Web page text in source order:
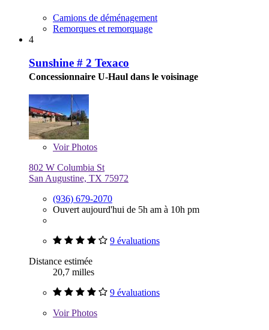
Camions de déménagement
Remorques et remorquage
4
Sunshine # 2 Texaco
Concessionnaire U-Haul dans le voisinage
VoirPhotos
802 W Columbia St
San Augustine, TX 75972
(936) 679-2070
Ouvert aujourd'hui de 5h am à 10h pm
9 évaluations
Distance estimée
20,7 milles
9 évaluations
VoirPhotos